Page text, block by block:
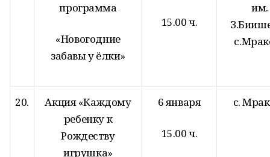
программа
«Новогодние
забавы у ёлки»
15.00 ч.
им.
20.
Акция «Каждому
ребенку к
Рождеству
игрушка»
6 января
15.00 ч.
с.